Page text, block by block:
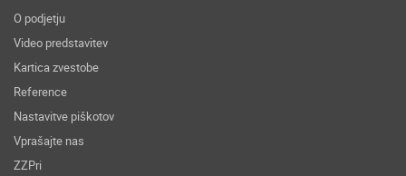
O podjetju
Video predstavitev
Kartica zvestobe
Reference
Nastavitve piškotov
Vprašajte nas
ZZPri